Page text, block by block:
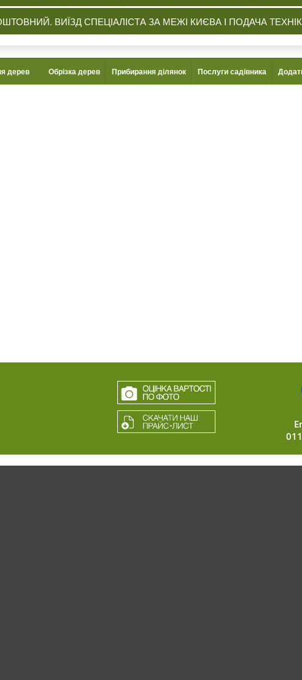
ВИЇЗД СПЕЦІАЛІСТА ЗА МЕЖІ КИЄВА І ПОДАЧА
дерев Обрізка дерев Прибирання ділянок Послуги садівника